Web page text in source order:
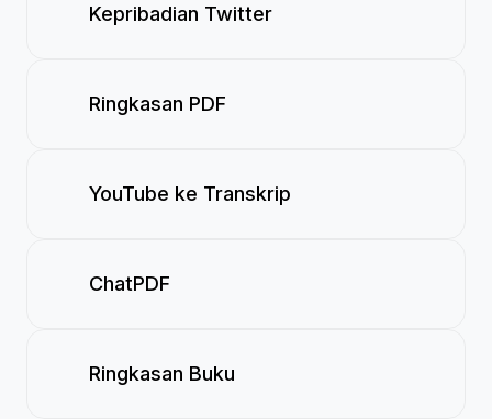
Kepribadian Twitter
Ringkasan PDF
YouTube ke Transkrip
ChatPDF
Ringkasan Buku